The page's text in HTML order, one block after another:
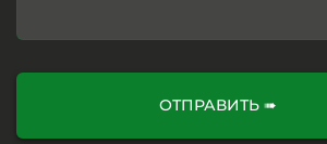
ОТПРАВИТЬ ➠